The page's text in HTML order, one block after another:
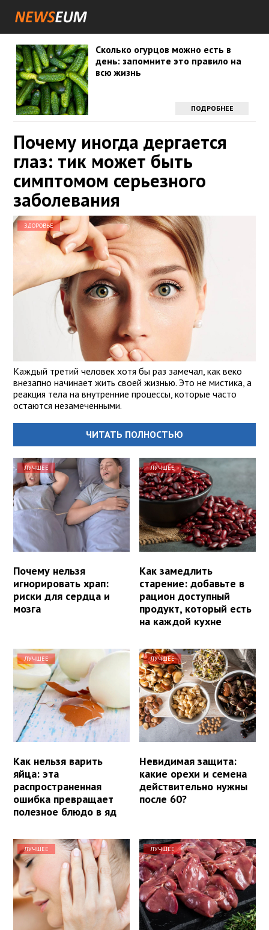
Сколько огурцов можно есть в
день: запомните это правило на
всю жизнь
ПОДРОБНЕЕ
Почему иногда дергается
глаз: тик может быть
симптомом серьезного
заболевания
ЗДОРОВЬЕ
Каждый третий человек хотя бы раз замечал, как веко
внезапно начинает жить своей жизнью. Это не мистика, а
реакция тела на внутренние процессы, которые часто
остаются незамеченными.
ЧИТАТЬ ПОЛНОСТЬЮ
ЛУЧШЕЕ
Почему нельзя
игнорировать храп:
риски для сердца и
мозга
ЛУЧШЕЕ
Как замедлить
старение: добавьте в
рацион доступный
продукт, который есть
на каждой кухне
ЛУЧШЕЕ
Как нельзя варить
яйца: эта
распространенная
ошибка превращает
полезное блюдо в яд
ЛУЧШЕЕ
Невидимая защита:
какие орехи и семена
действительно нужны
после 60?
ЛУЧШЕЕ ЛУЧШЕЕ